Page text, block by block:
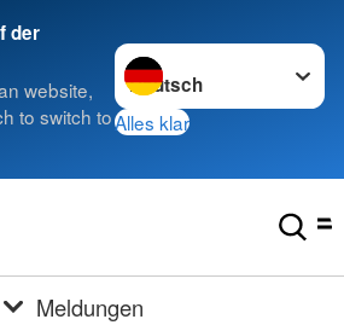
der
website,
to switch to
Sprache wechseln zu
Alles klar
Meldungen